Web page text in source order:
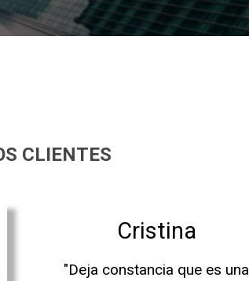
CLIENTES
Cristina
"Deja constancia que es una